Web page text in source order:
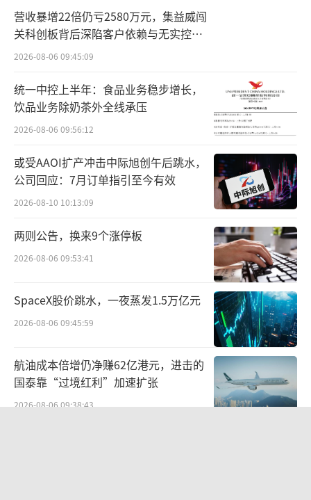
另外，就在近日，一位江西网友曾在社交
媒体上发视频称，自己51岁的父亲驾驶着一辆
刚买了不到一个月的比亚迪新车，在载客路途
中发生电池漏电，被送往医院后诊断为脑干出
血、吸入性肺炎、电击伤，住进重症监护室(IC
U)。
营收暴增22倍仍亏2580万元，集益威闯
关科创板背后深陷客户依赖与无实控人
困局
2026-08-06 09:45:09
统一中控上半年：食品业务稳步增长，
饮品业务除奶茶外全线承压
2026-08-06 09:56:12
或受AAOI扩产冲击中际旭创午后跳水，
公司回应：7月订单指引至今有效
2026-08-10 10:13:09
两则公告，换来9个涨停板
2026-08-06 09:53:41
SpaceX股价跳水，一夜蒸发1.5万亿元
2026-08-06 09:45:59
航油成本倍增仍净赚62亿港元，进击的
国泰靠“过境红利”加速扩张
2026-08-06 09:38:43